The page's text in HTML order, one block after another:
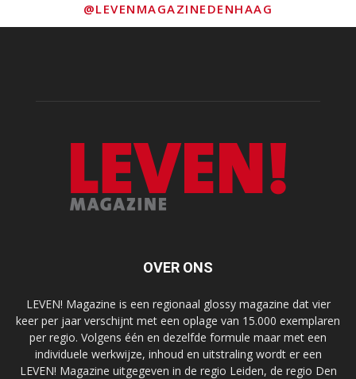
@LEVENMAGAZINEDENHAAG
OVER ONS
LEVEN! Magazine is een regionaal glossy magazine dat vier
keer per jaar verschijnt met een oplage van 15.000 exemplaren
per regio. Volgens één en dezelfde formule maar met een
individuele werkwijze, inhoud en uitstraling wordt er een
LEVEN! Magazine uitgegeven in de regio Leiden, de regio Den